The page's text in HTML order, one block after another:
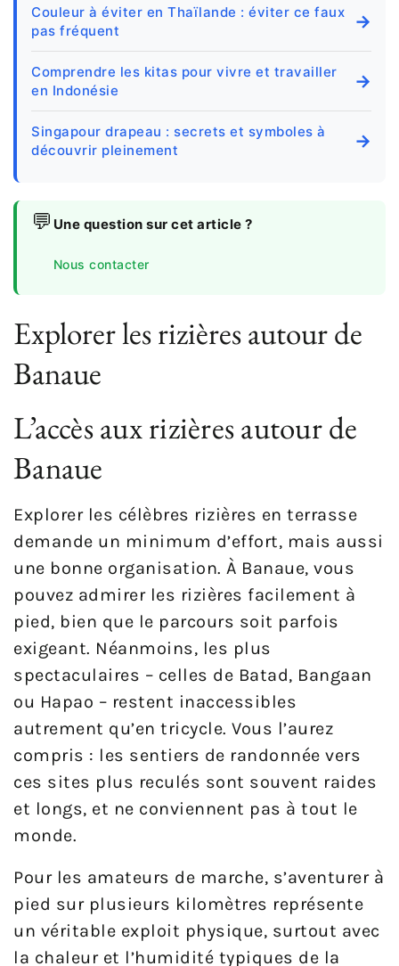
Couleur à éviter en Thaïlande : éviter ce faux
pas fréquent
→
Comprendre les kitas pour vivre et travailler
en Indonésie
→
Singapour drapeau : secrets et symboles à
découvrir pleinement
→
💬 Une question sur cet article ?
Nous contacter
Explorer les rizières autour de
Banaue
L’accès aux rizières autour de
Banaue
Explorer les célèbres rizières en terrasse
demande un minimum d’effort, mais aussi
une bonne organisation. À Banaue, vous
pouvez admirer les rizières facilement à
pied, bien que le parcours soit parfois
exigeant. Néanmoins, les plus
spectaculaires – celles de Batad, Bangaan
ou Hapao – restent inaccessibles
autrement qu’en tricycle. Vous l’aurez
compris : les sentiers de randonnée vers
ces sites plus reculés sont souvent raides
et longs, et ne conviennent pas à tout le
monde.
Pour les amateurs de marche, s’aventurer à
pied sur plusieurs kilomètres représente
un véritable exploit physique, surtout avec
la chaleur et l’humidité typiques de la